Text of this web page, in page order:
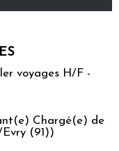
voyages H/F -
Chargé(e) de
(91))